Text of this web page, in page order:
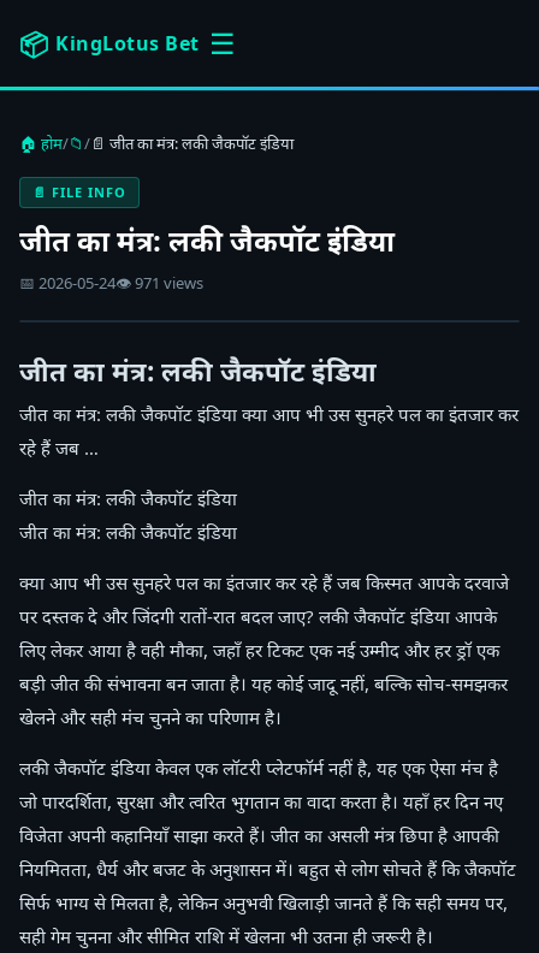
📦 KingLotus Bet ☰
🏠 होम/📁/📄 जीत का मंत्र: लकी जैकपॉट इंडिया
📄 FILE INFO
जीत का मंत्र: लकी जैकपॉट इंडिया
📅 2026-05-24👁 971 views
जीत का मंत्र: लकी जैकपॉट इंडिया
जीत का मंत्र: लकी जैकपॉट इंडिया क्या आप भी उस सुनहरे पल का इंतजार कर
रहे हैं जब …
जीत का मंत्र: लकी जैकपॉट इंडिया
जीत का मंत्र: लकी जैकपॉट इंडिया
क्या आप भी उस सुनहरे पल का इंतजार कर रहे हैं जब किस्मत आपके दरवाजे
पर दस्तक दे और जिंदगी रातों-रात बदल जाए? लकी जैकपॉट इंडिया आपके
लिए लेकर आया है वही मौका, जहाँ हर टिकट एक नई उम्मीद और हर ड्रॉ एक
बड़ी जीत की संभावना बन जाता है। यह कोई जादू नहीं, बल्कि सोच-समझकर
खेलने और सही मंच चुनने का परिणाम है।
लकी जैकपॉट इंडिया केवल एक लॉटरी प्लेटफॉर्म नहीं है, यह एक ऐसा मंच है
जो पारदर्शिता, सुरक्षा और त्वरित भुगतान का वादा करता है। यहाँ हर दिन नए
विजेता अपनी कहानियाँ साझा करते हैं। जीत का असली मंत्र छिपा है आपकी
नियमितता, धैर्य और बजट के अनुशासन में। बहुत से लोग सोचते हैं कि जैकपॉट
सिर्फ भाग्य से मिलता है, लेकिन अनुभवी खिलाड़ी जानते हैं कि सही समय पर,
सही गेम चुनना और सीमित राशि में खेलना भी उतना ही जरूरी है।